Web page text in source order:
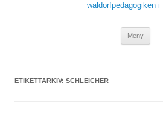
waldorfpedagogiken i
Meny
ETIKETTARKIV: SCHLEICHER